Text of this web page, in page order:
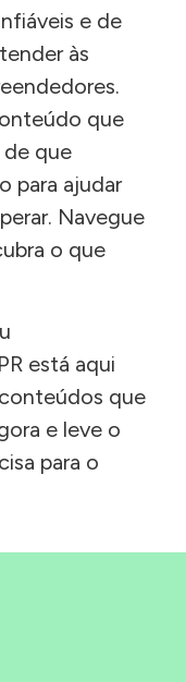
e de
às
que
que
para ajudar
Navegue
o que
está aqui
que
e leve o
para o